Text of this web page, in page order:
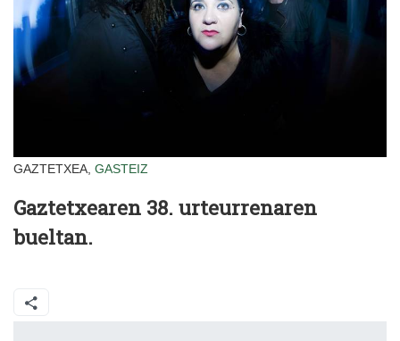
GAZTETXEA, GASTEIZ
Gaztetxearen 38. urteurrenaren
bueltan.